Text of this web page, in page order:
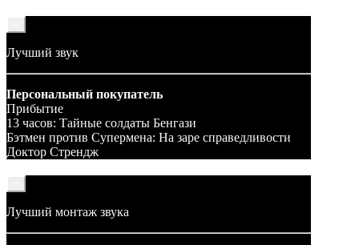
Лучший звук
Персональный покупатель
Прибытие
13 часов: Тайные солдаты Бенгази
Бэтмен против Супермена: На заре справедливости
Доктор Стрендж
Лучший монтаж звука